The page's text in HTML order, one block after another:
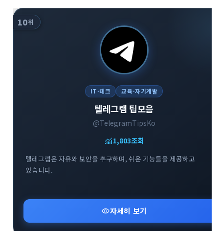
10위
IT·테크 교육·자기계발
텔레그램 팁모음
@TelegramTipsKo
monitoring1,803조회
텔레그램은 자유와 보안을 추구하며, 쉬운 기능들을 제공하고
있습니다.
visibility자세히 보기